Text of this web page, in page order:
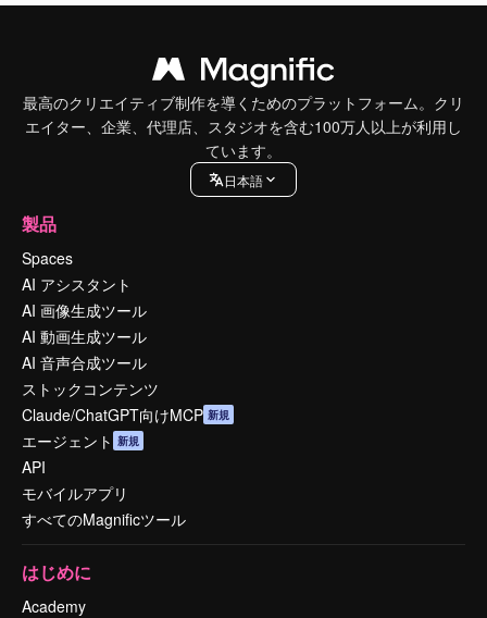
最高のクリエイティブ制作を導くためのプラットフォーム。クリ
エイター、企業、代理店、スタジオを含む100万人以上が利用し
ています。
日本語
製品
Spaces
AI アシスタント
AI 画像生成ツール
AI 動画生成ツール
AI 音声合成ツール
ストックコンテンツ
Claude/ChatGPT向けMCP 新規
エージェント 新規
API
モバイルアプリ
すべてのMagnificツール
はじめに
Academy